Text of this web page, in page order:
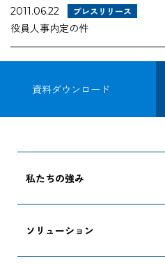
採用情報
2011.06.22 プレスリリース
役員人事内定の件
資料ダウンロード
私たちの強み
ソリューション